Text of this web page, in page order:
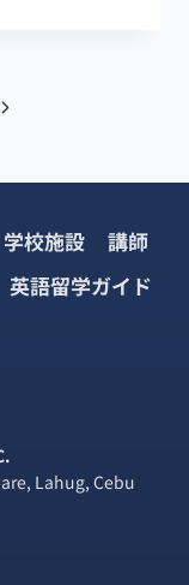
次
ー
ジ
学校施設
講師
英語留学ガイド
Lahug, Cebu